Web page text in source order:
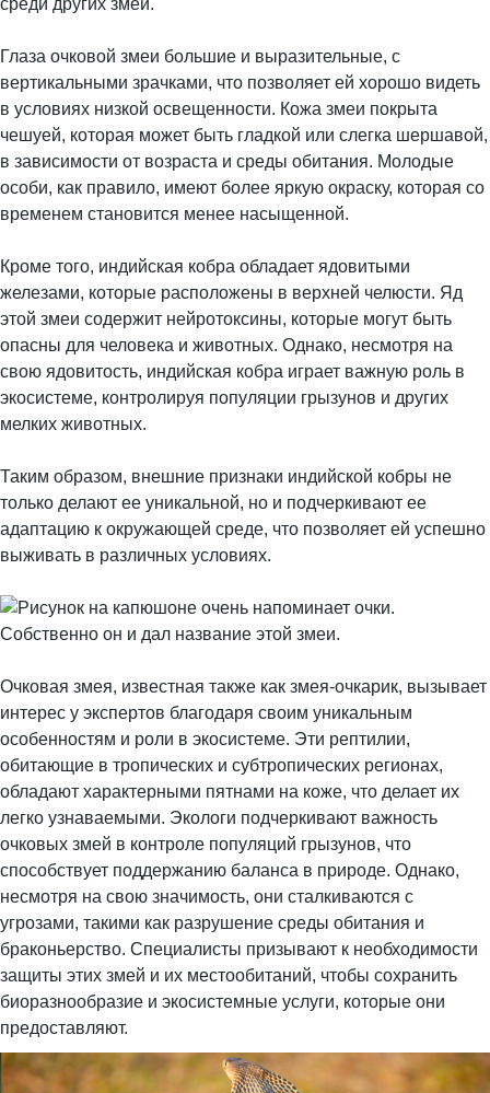
среди других змей.
Глаза очковой змеи большие и выразительные, с
вертикальными зрачками, что позволяет ей хорошо видеть
в условиях низкой освещенности. Кожа змеи покрыта
чешуей, которая может быть гладкой или слегка шершавой,
в зависимости от возраста и среды обитания. Молодые
особи, как правило, имеют более яркую окраску, которая со
временем становится менее насыщенной.
Кроме того, индийская кобра обладает ядовитыми
железами, которые расположены в верхней челюсти. Яд
этой змеи содержит нейротоксины, которые могут быть
опасны для человека и животных. Однако, несмотря на
свою ядовитость, индийская кобра играет важную роль в
экосистеме, контролируя популяции грызунов и других
мелких животных.
Таким образом, внешние признаки индийской кобры не
только делают ее уникальной, но и подчеркивают ее
адаптацию к окружающей среде, что позволяет ей успешно
выживать в различных условиях.
Очковая змея, известная также как змея-очкарик, вызывает
интерес у экспертов благодаря своим уникальным
особенностям и роли в экосистеме. Эти рептилии,
обитающие в тропических и субтропических регионах,
обладают характерными пятнами на коже, что делает их
легко узнаваемыми. Экологи подчеркивают важность
очковых змей в контроле популяций грызунов, что
способствует поддержанию баланса в природе. Однако,
несмотря на свою значимость, они сталкиваются с
угрозами, такими как разрушение среды обитания и
браконьерство. Специалисты призывают к необходимости
защиты этих змей и их местообитаний, чтобы сохранить
биоразнообразие и экосистемные услуги, которые они
предоставляют.